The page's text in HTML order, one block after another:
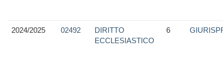
2024/2025 02492
DIRITTO
ECCLESIASTICO
6